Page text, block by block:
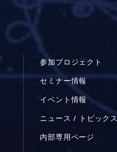
参加プロジェクト
セミナー情報
イベント情報
ニュース / トピックス
内部専用ページ